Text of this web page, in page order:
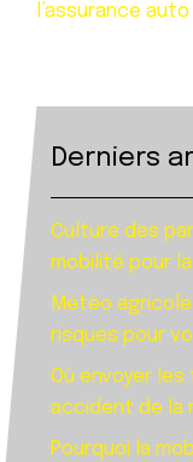
l’assurance auto
Derniers
Culture des
mobilité pour
Météo
risques pour
Où envoyer
accident de la
Pourquoi la